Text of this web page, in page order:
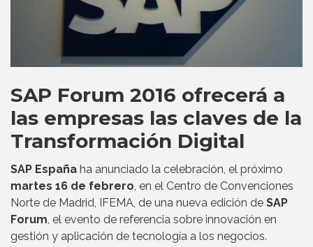
SAP Forum 2016 ofrecerá a
las empresas las claves de la
Transformación Digital
SAP España ha anunciado la celebración, el próximo
martes 16 de febrero , en el Centro de Convenciones
Norte de Madrid, IFEMA, de una nueva edición de SAP
Forum , el evento de referencia sobre innovación en
gestión y aplicación de tecnología a los negocios.